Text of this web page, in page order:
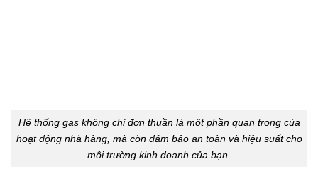
Hệ thống gas không chỉ đơn thuần là một phần quan trọng của
hoạt động nhà hàng, mà còn đảm bảo an toàn và hiệu suất cho
môi trường kinh doanh của bạn.